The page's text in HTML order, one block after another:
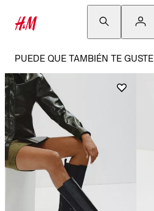
PUEDE QUE TAMBIÉN TE GUSTE